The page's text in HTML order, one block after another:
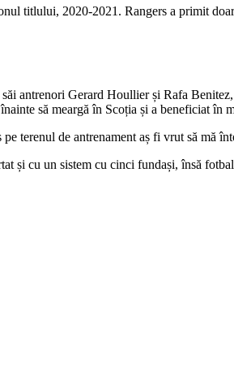
titlului, 2020-2021. Rangers a primit
antrenori Gerard Houllier și Rafa
să meargă în Scoția și a beneficiat în
terenul de antrenament aș fi vrut să mă
și cu un sistem cu cinci fundași, însă